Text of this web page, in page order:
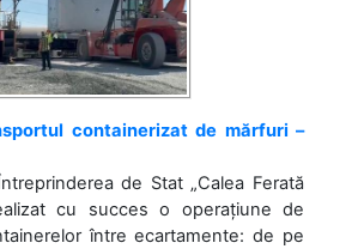
containerizat de mărfuri –
de Stat „Calea Ferată
cu succes o operațiune de
între ecartamente: de pe